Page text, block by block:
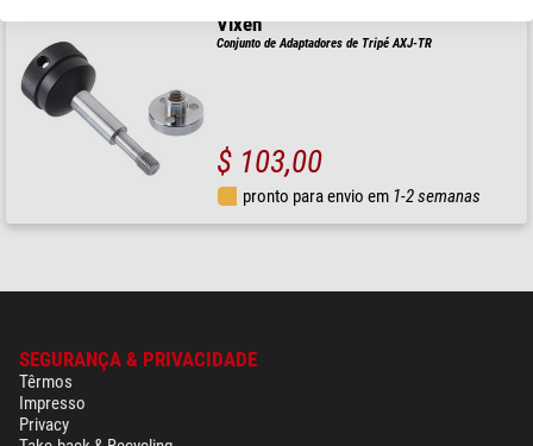
Vixen
Conjunto de Adaptadores de Tripé AXJ-TR
$ 103,00
pronto para envio em 1-2 semanas
SEGURANÇA & PRIVACIDADE
Têrmos
Impresso
Privacy